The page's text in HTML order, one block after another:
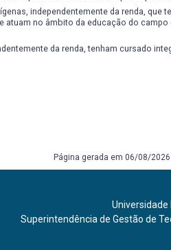
independentemente da renda, que
no âmbito da educação do
da renda, tenham cursado
Página gerada em 06/08/
Universidade
Superintendência de Gestão de